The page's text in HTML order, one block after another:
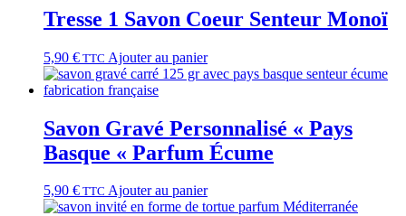
Tresse 1 Savon Coeur Senteur Monoï
5,90 € TTC Ajouter au panier
Savon Gravé Personnalisé « Pays
Basque « Parfum Écume
5,90 € TTC Ajouter au panier